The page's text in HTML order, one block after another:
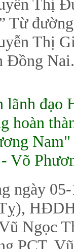
Thị
Từ
Thị
Đồng Nai.
lãnh đạo
hoàn
Võ
ngày
Ngọc